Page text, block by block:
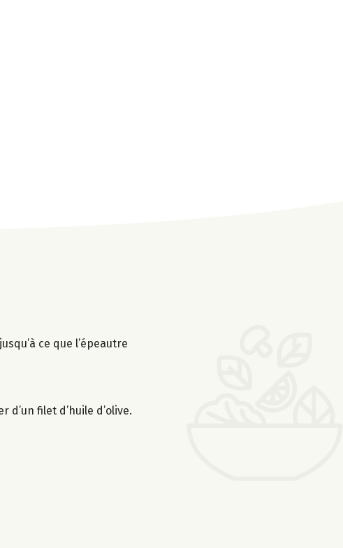
ce que l’épeautre
filet d’huile d’olive.